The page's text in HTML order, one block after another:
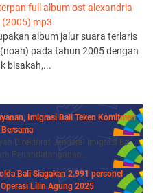
full album ost alexandria
(2005) mp3
album jalur suara terlaris
pada tahun 2005 dengan
bisakah,...
Imigrasi Bali Teken Komitmen
Bersama
Direktorat Jenderal Imigrasi Bali
Penandatanganan...
Bali Siagakan 2.991 personel
Lilin Agung 2025